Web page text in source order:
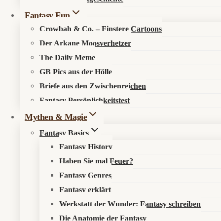
Fantasy Fun
Crowbah & Co. – Finstere Cartoons
Der Arkane Moosverhetzer
The Daily Meme
GB Pics aus der Hölle
Briefe aus den Zwischenreichen
Fantasy Persönlichkeitstest
Mythen & Magie
Fantasy Basics
Fantasy History
Haben Sie mal Feuer?
Fantasy Genres
Fantasy erklärt
Werkstatt der Wunder: Fantasy schreiben
Die Anatomie der Fantasy
🔍Suche im Fantasykosmos
Spüre verborgene Pfade auf, entdecke neue Werke oder